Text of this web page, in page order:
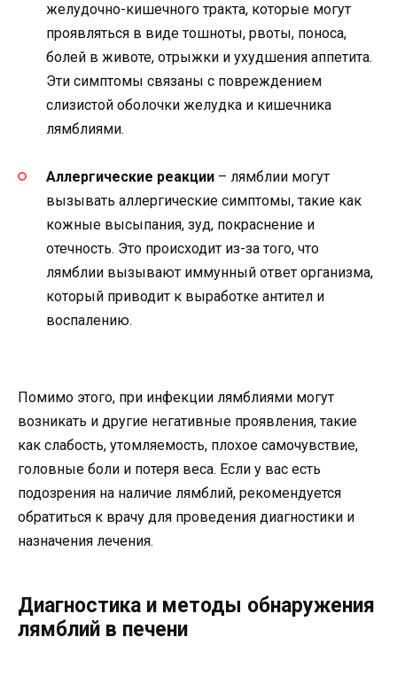
желудочно-кишечного тракта, которые могут
проявляться в виде тошноты, рвоты, поноса,
болей в животе, отрыжки и ухудшения аппетита.
Эти симптомы связаны с повреждением
слизистой оболочки желудка и кишечника
лямблиями.
Аллергические реакции – лямблии могут
вызывать аллергические симптомы, такие как
кожные высыпания, зуд, покраснение и
отечность. Это происходит из-за того, что
лямблии вызывают иммунный ответ организма,
который приводит к выработке антител и
воспалению.
Помимо этого, при инфекции лямблиями могут
возникать и другие негативные проявления, такие
как слабость, утомляемость, плохое самочувствие,
головные боли и потеря веса. Если у вас есть
подозрения на наличие лямблий, рекомендуется
обратиться к врачу для проведения диагностики и
назначения лечения.
Диагностика и методы обнаружения
лямблий в печени